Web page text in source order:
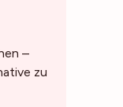
–
zu